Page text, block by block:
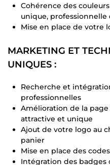
Cohérence des
unique, professionnelle
Mise en place de votre
MARKETING ET
UNIQUES :
Recherche et
professionnelles
Amélioration de la
attractive et unique
Ajout de votre logo au
panier
Mise en place des
Intégration des badges